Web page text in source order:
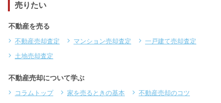
売りたい
不動産を売る
不動産売却査定 マンション売却査定
一戸建て売却査定
土地売却査定
不動産売却について学ぶ
コラムトップ 家を売るときの基本
不動産売却のコツ